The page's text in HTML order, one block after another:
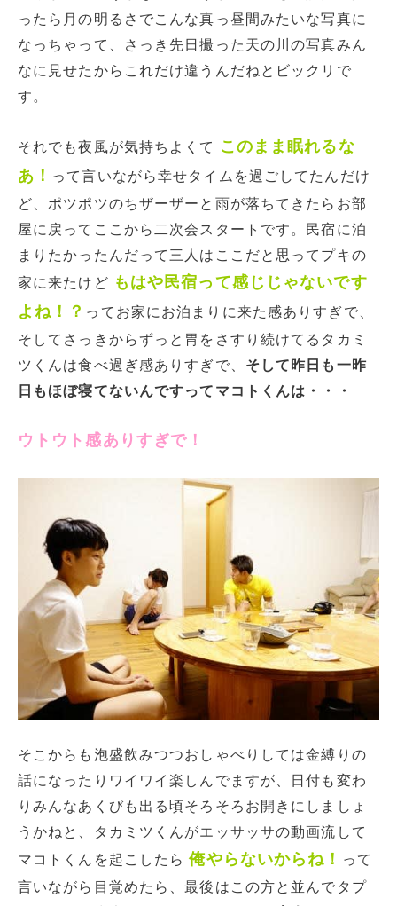
ったら月の明るさでこんな真っ昼間みたいな写真に
なっちゃって、さっき先日撮った天の川の写真みん
なに見せたからこれだけ違うんだねとビックリで
す。
それでも夜風が気持ちよくて
このまま眠れるな
あ！ って言いながら幸せタイムを過ごしてたんだけ
ど、ポツポツのちザーザーと雨が落ちてきたらお部
屋に戻ってここから二次会スタートです。民宿に泊
まりたかったんだって三人はここだと思ってプキの
家に来たけど もはや民宿って感じじゃないです
よね！？ ってお家にお泊まりに来た感ありすぎで、
そしてさっきからずっと胃をさすり続けてるタカミ
ツくんは食べ過ぎ感ありすぎで、 そして昨日も一昨
日もほぼ寝てないんですってマコトくんは・・・
ウトウト感ありすぎで！
そこからも泡盛飲みつつおしゃべりしては金縛りの
話になったりワイワイ楽しんでますが、日付も変わ
りみんなあくびも出る頃そろそろお開きにしましょ
うかねと、タカミツくんがエッサッサの動画流して
マコトくんを起こしたら俺やらないからね！
って
言いながら目覚めたら、最後はこの方と並んでタプ